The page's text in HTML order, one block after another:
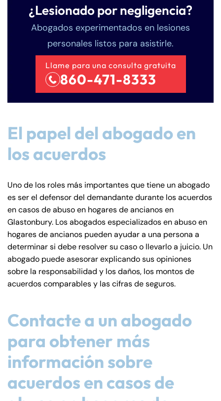
¿Lesionado por negligencia?
Abogados experimentados en lesiones
personales listos para asistirle.
Llame para una consulta gratuita
860-471-8333
El papel del abogado en
los acuerdos
Uno de los roles más importantes que tiene un abogado
es ser el defensor del demandante durante los acuerdos
en casos de abuso en hogares de ancianos en
Glastonbury. Los abogados especializados en abuso en
hogares de ancianos pueden ayudar a una persona a
determinar si debe resolver su caso o llevarlo a juicio. Un
abogado puede asesorar explicando sus opiniones
sobre la responsabilidad y los daños, los montos de
acuerdos comparables y las cifras de seguros.
Contacte a un abogado
para obtener más
información sobre
acuerdos en casos de